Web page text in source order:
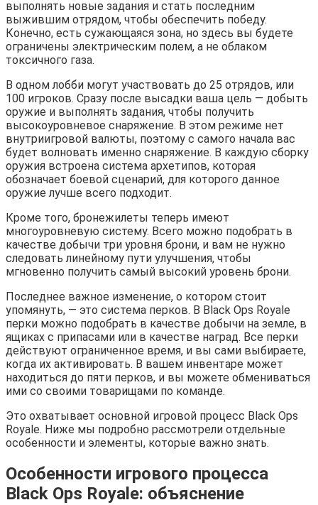
выполнять новые задания и стать последним
выжившим отрядом, чтобы обеспечить победу.
Конечно, есть сужающаяся зона, но здесь вы будете
ограничены электрическим полем, а не облаком
токсичного газа.
В одном лобби могут участвовать до 25 отрядов, или
100 игроков. Сразу после высадки ваша цель — добыть
оружие и выполнять задания, чтобы получить
высокоуровневое снаряжение. В этом режиме нет
внутриигровой валюты, поэтому с самого начала вас
будет волновать именно снаряжение. В каждую сборку
оружия встроена система архетипов, которая
обозначает боевой сценарий, для которого данное
оружие лучше всего подходит.
Кроме того, бронежилеты теперь имеют
многоуровневую систему. Всего можно подобрать в
качестве добычи три уровня брони, и вам не нужно
следовать линейному пути улучшения, чтобы
мгновенно получить самый высокий уровень брони.
Последнее важное изменение, о котором стоит
упомянуть, — это система перков. В Black Ops Royale
перки можно подобрать в качестве добычи на земле, в
ящиках с припасами или в качестве наград. Все перки
действуют ограниченное время, и вы сами выбираете,
когда их активировать. В вашем инвентаре может
находиться до пяти перков, и вы можете обмениваться
ими со своими товарищами по команде.
Это охватывает основной игровой процесс Black Ops
Royale. Ниже мы подробно рассмотрели отдельные
особенности и элементы, которые важно знать.
Особенности игрового процесса
Black Ops Royale: объяснение